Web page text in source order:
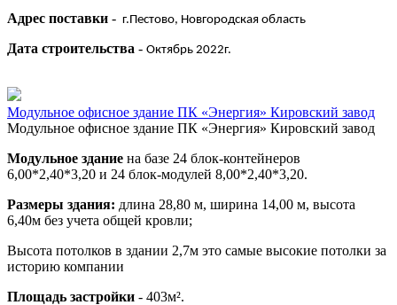
Адрес поставки - г.Пестово, Новгородская область
Дата строительства - Октябрь 2022г.
Модульное офисное здание ПК «Энергия» Кировский завод
Модульное офисное здание ПК «Энергия» Кировский завод
Модульное здание на базе 24 блок-контейнеров
6,00*2,40*3,20 и 24 блок-модулей 8,00*2,40*3,20.
Размеры здания: длина 28,80 м, ширина 14,00 м, высота
6,40м без учета общей кровли;
Высота потолков в здании 2,7м это самые высокие потолки за
историю компании
Площадь застройки - 403м².